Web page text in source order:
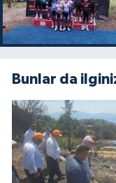
Bunlar da